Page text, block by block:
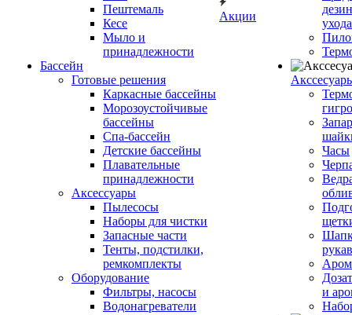
Пештемаль
Кесе
Мыло и
принадлежности
Бассейн
Готовые решения
Каркасные бассейны
Морозоустойчивые
бассейны
Спа-бассейн
Детские бассейны
Плавательные
принадлежности
Аксессуары
Пылесосы
Наборы для чистки
Запасные части
Тенты, подстилки,
ремкомплекты
Оборудование
Фильтры, насосы
Водонагреватели
Акции
ухода
Часы
и